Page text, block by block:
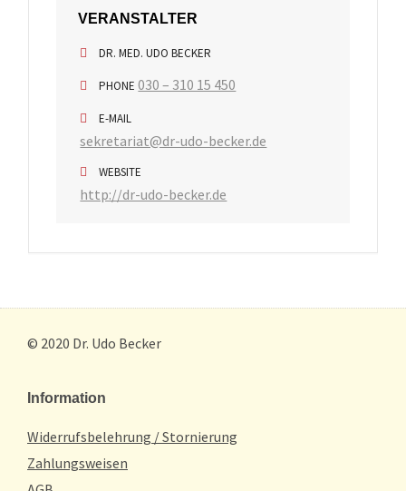
VERANSTALTER
DR. MED. UDO BECKER
PHONE 030 – 310 15 450
E-MAIL
sekretariat@dr-udo-becker.de
WEBSITE
http://dr-udo-becker.de
© 2020 Dr. Udo Becker
Information
Widerrufsbelehrung / Stornierung
Zahlungsweisen